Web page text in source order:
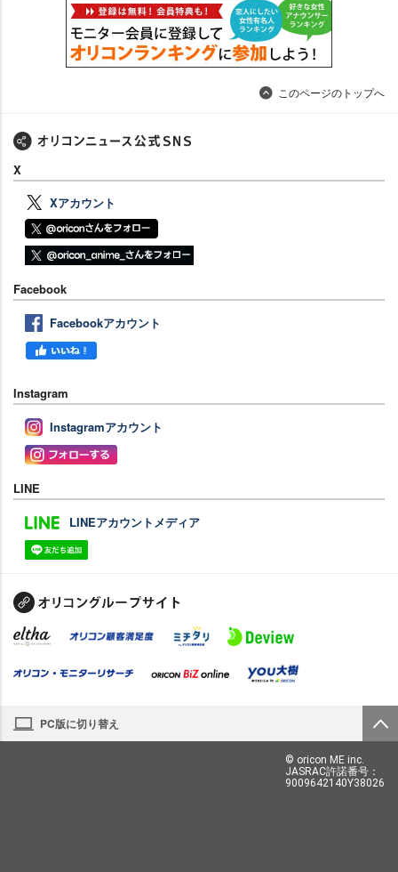
このページのトップへ
X
Xアカウント
Facebook
Facebookアカウント
Instagram
Instagramアカウント
LINE
LINEアカウントメディア
PC版に切り替え
© oricon ME inc.
JASRAC許諾番号：
9009642140Y38026